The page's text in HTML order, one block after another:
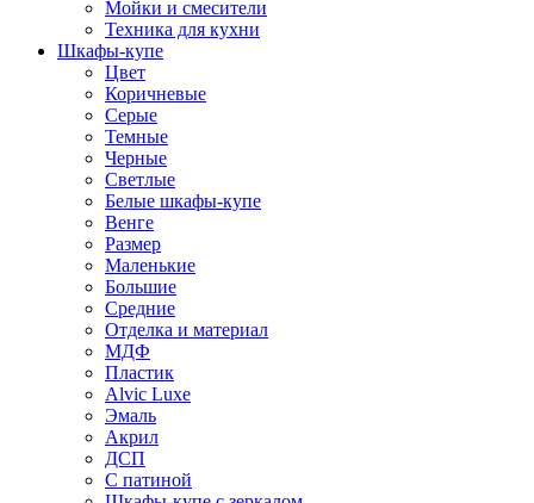
Мойки и смесители
Техника для кухни
Шкафы-купе
Цвет
Коричневые
Серые
Темные
Черные
Светлые
Белые шкафы-купе
Венге
Размер
Маленькие
Большие
Средние
Отделка и материал
МДФ
Пластик
Alvic Luxe
Эмаль
Акрил
ДСП
С патиной